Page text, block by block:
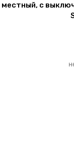
местный, с